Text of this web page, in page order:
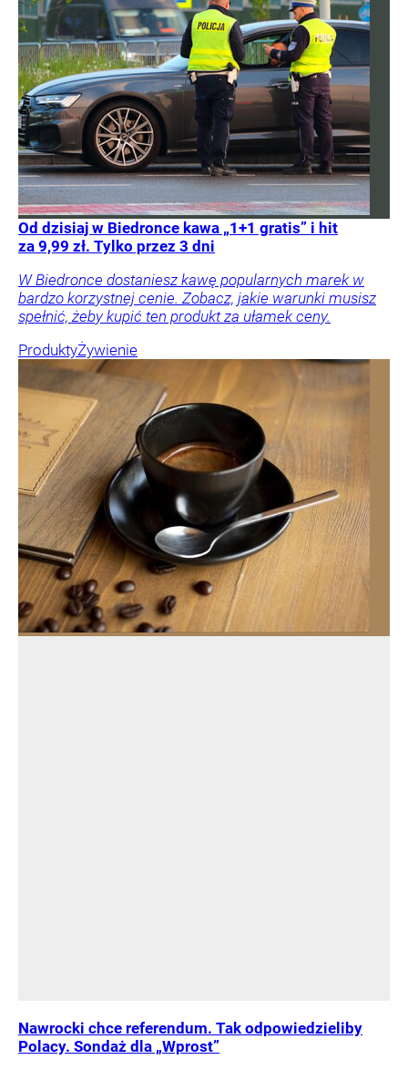
Od dzisiaj w Biedronce kawa „1+1 gratis” i hit
za 9,99 zł. Tylko przez 3 dni
W Biedronce dostaniesz kawę popularnych marek w
bardzo korzystnej cenie. Zobacz, jakie warunki musisz
spełnić, żeby kupić ten produkt za ułamek ceny.
ProduktyŻywienie
Nawrocki chce referendum. Tak odpowiedzieliby
Polacy. Sondaż dla „Wprost”